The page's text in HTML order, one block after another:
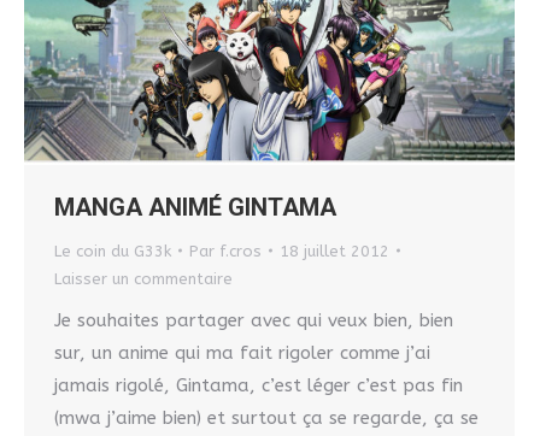
MANGA ANIMÉ GINTAMA
Le coin du G33k Par f.cros
18 juillet 2012
Laisser un commentaire
Je souhaites partager avec qui veux bien, bien
sur, un anime qui ma fait rigoler comme j’ai
jamais rigolé, Gintama, c’est léger c’est pas fin
(mwa j’aime bien) et surtout ça se regarde, ça se